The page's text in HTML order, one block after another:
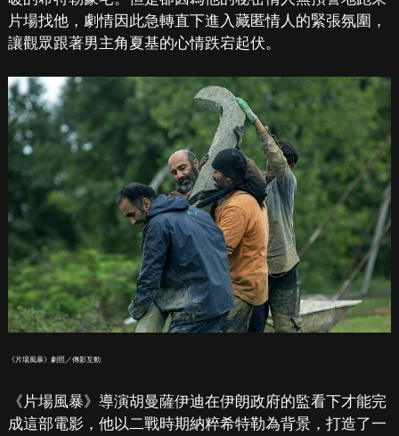
片場找他，劇情因此急轉直下進入藏匿情人的緊張氛圍，
讓觀眾跟著男主角夏基的心情跌宕起伏。
《片場風暴》劇照／傳影互動
《片場風暴》導演胡曼薩伊迪在伊朗政府的監看下才能完
成這部電影，他以二戰時期納粹希特勒為背景，打造了一